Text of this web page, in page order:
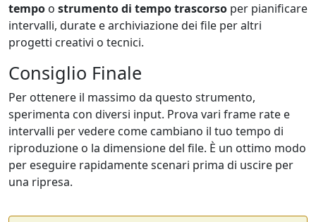
tempo o strumento di tempo trascorso per pianificare
intervalli, durate e archiviazione dei file per altri
progetti creativi o tecnici.
Consiglio Finale
Per ottenere il massimo da questo strumento,
sperimenta con diversi input. Prova vari frame rate e
intervalli per vedere come cambiano il tuo tempo di
riproduzione o la dimensione del file. È un ottimo modo
per eseguire rapidamente scenari prima di uscire per
una ripresa.